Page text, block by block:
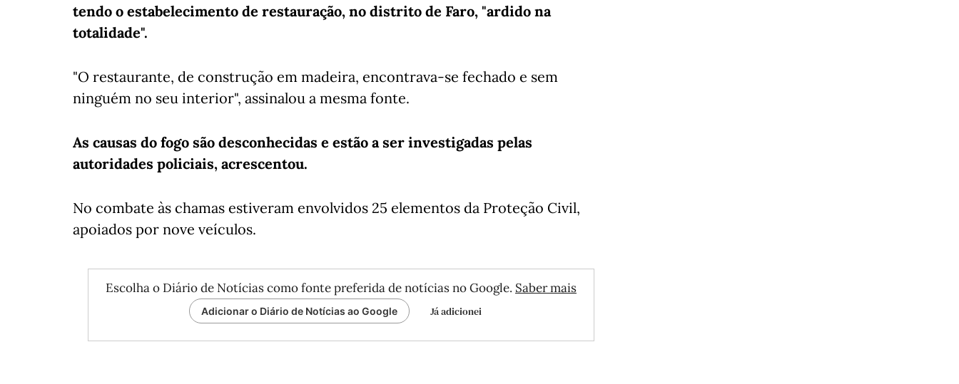
tendo o estabelecimento de restauração, no distrito de Faro, "ardido na
totalidade".
"O restaurante, de construção em madeira, encontrava-se fechado e sem
ninguém no seu interior", assinalou a mesma fonte.
As causas do fogo são desconhecidas e estão a ser investigadas pelas
autoridades policiais, acrescentou.
No combate às chamas estiveram envolvidos 25 elementos da Proteção Civil,
apoiados por nove veículos.
Escolha o Diário de Notícias como fonte preferida de notícias no Google. Saber mais
Adicionar o Diário de Notícias ao Google Já adicionei